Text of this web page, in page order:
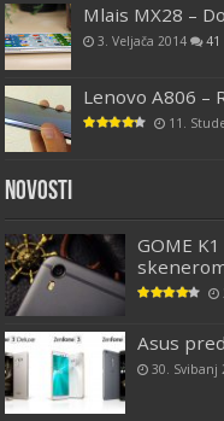
Mlais MX28 –
3. Veljača 2014
Lenovo A806 –
11.
Novosti
GOME
Asus
30. Svibanj